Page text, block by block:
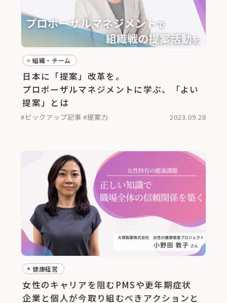
組織・チーム
日本に「提案」改革を。
プロポーザルマネジメントに学ぶ、「よい
提案」とは
#ピックアップ記事 #提案力 2023.09.28
健康経営
女性のキャリアを阻むPMSや更年期症状
企業と個人が今取り組むべきアクションと